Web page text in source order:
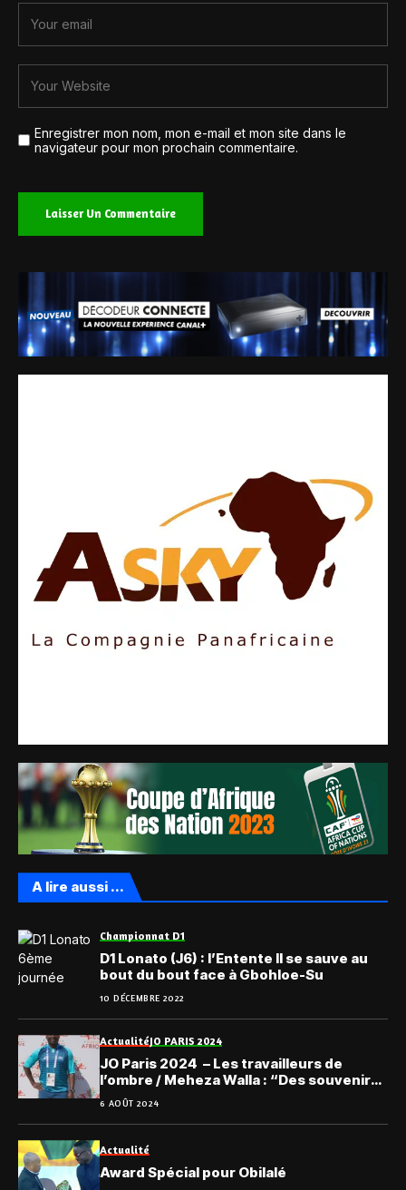
Enregistrer mon nom, mon e-mail et mon site dans le
navigateur pour mon prochain commentaire.
A lire aussi ...
Championnat D1
D1 Lonato (J6) : l’Entente II se sauve au
bout du bout face à Gbohloe-Su
10 DÉCEMBRE 2022
ActualitéJO PARIS 2024
JO Paris 2024 – Les travailleurs de
l’ombre / Meheza Walla : “Des souvenirs
gravés à vie”
6 AOÛT 2024
Actualité
Award Spécial pour Obilalé